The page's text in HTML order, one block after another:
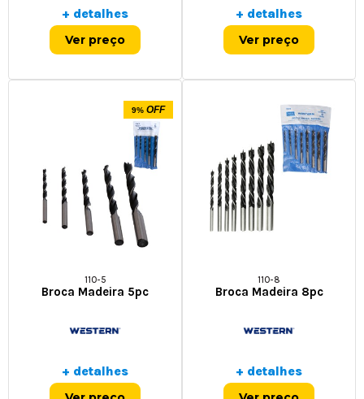
+ detalhes
Ver preço
+ detalhes
Ver preço
9% OFF
110-5
Broca Madeira 5pc
+ detalhes
110-8
Broca Madeira 8pc
+ detalhes